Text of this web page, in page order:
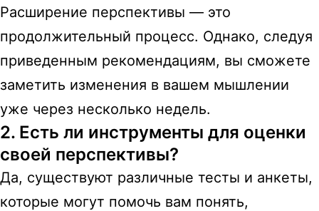
Расширение перспективы — это
продолжительный процесс. Однако, следуя
приведенным рекомендациям, вы сможете
заметить изменения в вашем мышлении
уже через несколько недель.
2. Есть ли инструменты для оценки
своей перспективы?
Да, существуют различные тесты и анкеты,
которые могут помочь вам понять,